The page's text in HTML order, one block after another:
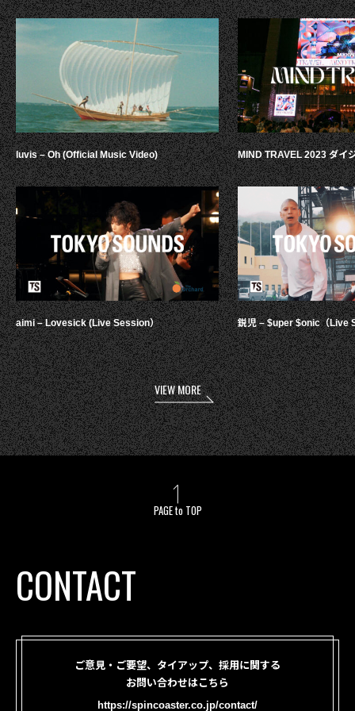
luvis – Oh (Official Music Video)
aimi – Lovesick (Live Session）
MIND TRAVEL 2023 ダイ
鋭児 – $uper $onic（Live
VIEW MORE
PAGE to TOP
CONTACT
ご意見・ご要望、タイアップ、採用に関する
お問い合わせはこちら
https://spincoaster.co.jp/contact/